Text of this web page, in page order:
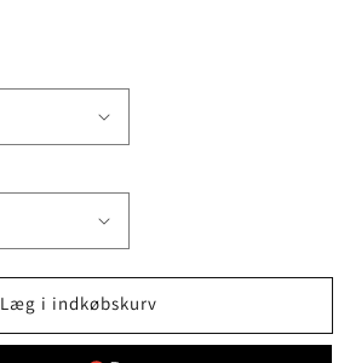
Læg i indkøbskurv